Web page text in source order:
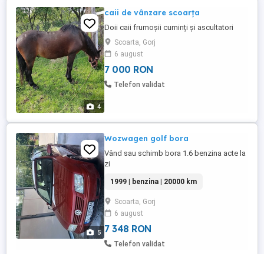
4
caii de vânzare scoarța
Doii caii frumoșii cuminți și ascultatori
Scoarta, Gorj
6 august
7 000 RON
Telefon validat
5
Wozwagen golf bora
Vând sau schimb bora 1.6 benzina acte la
zi
1999 | benzina | 20000 km
Scoarta, Gorj
6 august
7 348 RON
Telefon validat